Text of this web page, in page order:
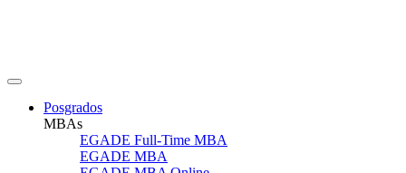
Posgrados
MBAs
EGADE Full-Time MBA
EGADE MBA